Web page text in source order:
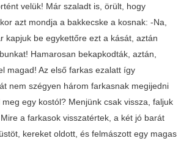
velük! Már szaladt is, örült, hogy
azt mondja a bakkecske a kosnak: -Na,
kapjuk be egykettőre ezt a kását, aztán
Hamarosan bekapkodták, aztán,
magad! Az első farkas ezalatt így
nem szégyen három farkasnak megijedni
egy kostól? Menjünk csak vissza, faljuk
a farkasok visszatértek, a két jó barát
kereket oldott, és felmászott egy magas